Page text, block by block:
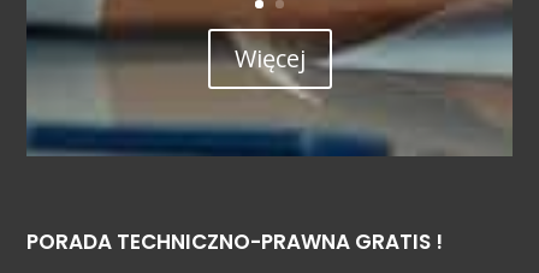
Więcej
PORADA TECHNICZNO-PRAWNA GRATIS !